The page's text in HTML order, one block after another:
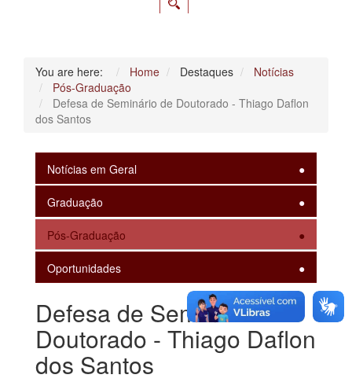
You are here: Home Destaques
Notícias
Pós-Graduação
Defesa de Seminário de Doutorado - Thiago Daflon
dos Santos
Notícias em Geral
Graduação
Pós-Graduação
Oportunidades
Defesa de Seminário de
Doutorado - Thiago Daflon
dos Santos